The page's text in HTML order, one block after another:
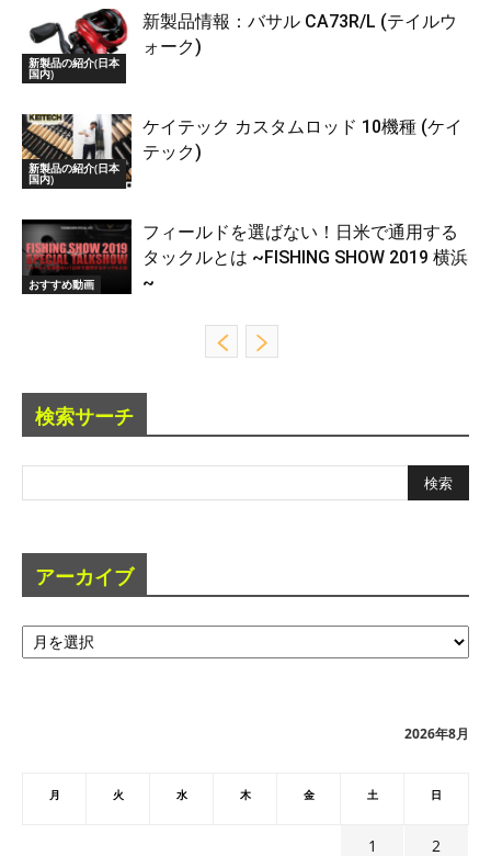
新製品の紹介(日本
国内)
新製品情報：バサル CA73R/L (テイルウ
ォーク)
新製品の紹介(日本
国内)
ケイテック カスタムロッド 10機種 (ケイ
テック)
おすすめ動画
フィールドを選ばない！日米で通用する
タックルとは ~FISHING SHOW 2019 横浜
~
検索サーチ
アーカイブ
ア
ー
2026年8月
月 火 水 木 金 土 日
1 2